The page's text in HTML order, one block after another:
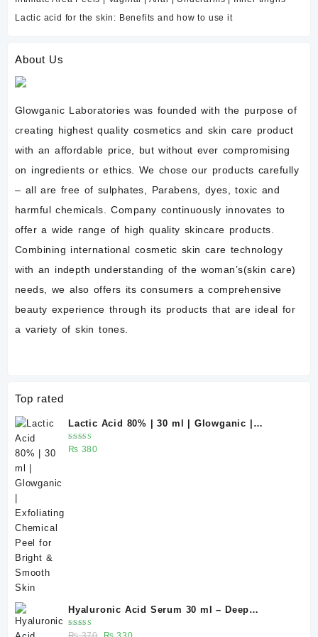
Lactic acid for the skin: Benefits and how to use it
About Us
Glowganic Laboratories was founded with the purpose of
creating highest quality cosmetics and skin care product
with an affordable price, but without ever compromising
on ingredients or ethics. We chose our products carefully
– all are free of sulphates, Parabens, dyes, toxic and
harmful chemicals. Company continuously innovates to
offer a wide range of high quality skincare products.
Combining international cosmetic skin care technology
with an indepth understanding of the woman’s(skin care)
needs, we also offers its consumers a comprehensive
beauty experience through its products that are ideal for
a variety of skin tones.
Top rated
Lactic Acid 80% | 30 ml | Glowganic |
Exfoliating Chemical Peel for Bright &
Smooth Skin
Rated
5.00out
₨ 380
Hyaluronic Acid Serum 30 ml – Deep
Hydration for Healthy-Looking Skin |
Rated
OriginalCurrent